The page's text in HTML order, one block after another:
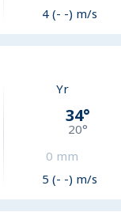
4 (- -) m/s
Yr
34°
20°
0 mm
5 (- -) m/s